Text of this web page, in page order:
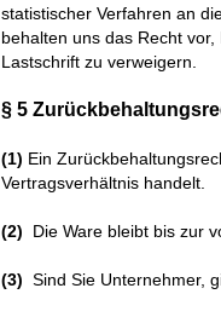
statistischer Verfahren an
behalten uns das Recht
Lastschrift zu verweigern.
§ 5
(1) Ein
Vertragsverhältnis handelt.
(2) Die Ware bleibt bis zur
(3) Sind Sie Unternehmer,